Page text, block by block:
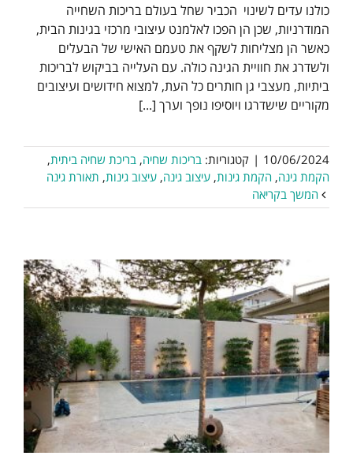
כולנו עדים לשינוי הכביר שחל בעולם בריכות השחייה
המודרניות, שכן הן הפכו לאלמנט עיצובי מרכזי בגינות הבית,
כאשר הן מצליחות לשקף את טעמם האישי של הבעלים
ולשדרג את חוויית הגינה כולה. עם העלייה בביקוש לבריכות
ביתיות, מעצבי גן חותרים כל העת, למצוא חידושים ועיצובים
מקוריים שישדרגו ויוסיפו נופך וערך [...]
10/06/2024
| קטגוריות: בריכות שחיה, בריכת שחיה ביתית,
הקמת גינה, הקמת גינות, עיצוב גינה, עיצוב גינות, תאורת גינה
המשך בקריאה